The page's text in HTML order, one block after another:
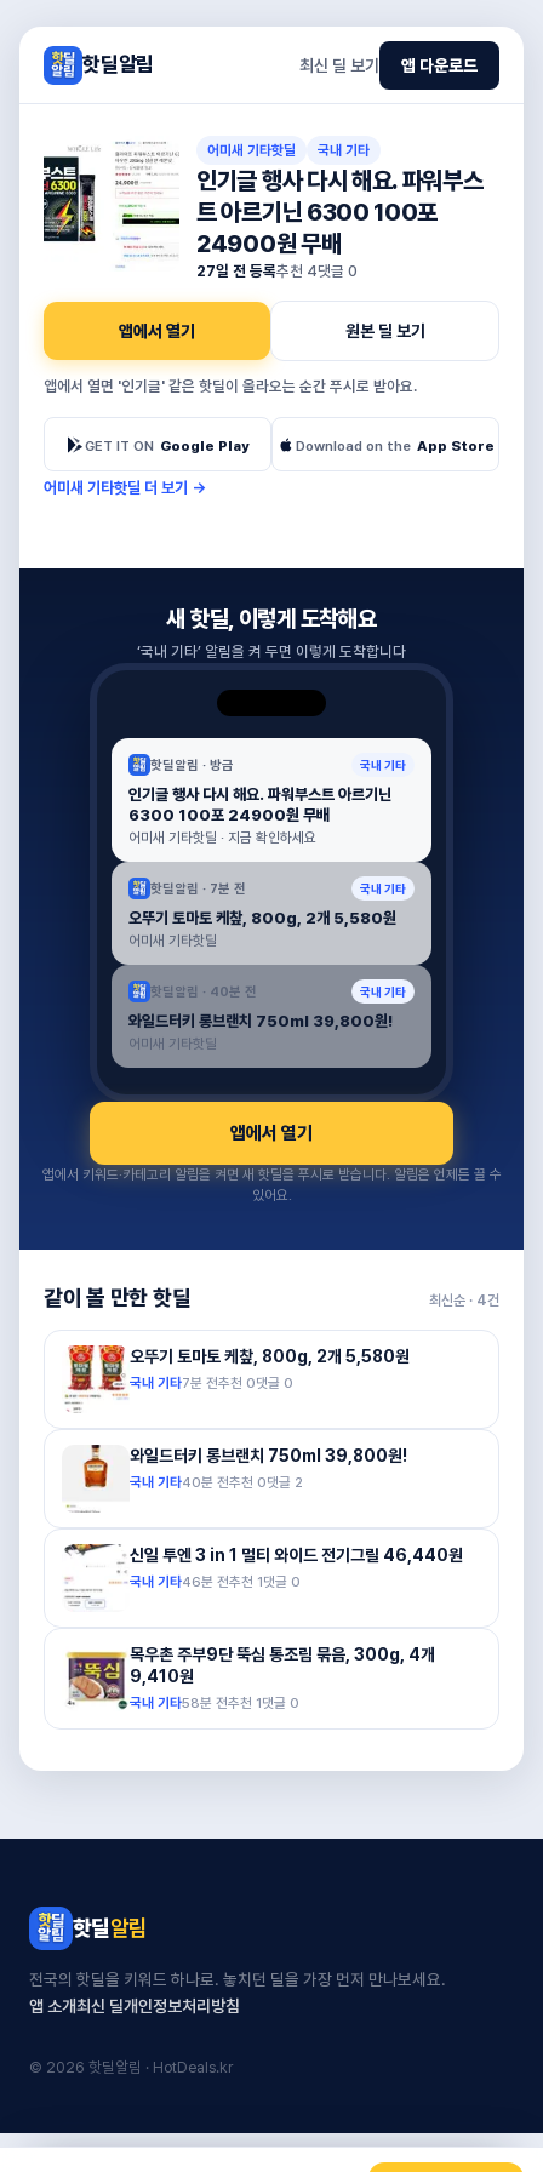
핫딜알림 최신 딜 보기 앱 다운로드
어미새 기타핫딜 국내 기타
인기글 행사 다시 해요. 파워부스
트 아르기닌 6300 100포
24900원 무배
27일 전 등록추천 4댓글 0
앱에서 열기 원본 딜 보기
앱에서 열면 '인기글' 같은 핫딜이 올라오는 순간 푸시로 받아요.
GET IT ON Google Play Download on the App Store
어미새 기타핫딜 더 보기 →
새 핫딜, 이렇게 도착해요
‘국내 기타’ 알림을 켜 두면 이렇게 도착합니다
핫딜알림 · 방금 국내 기타
인기글 행사 다시 해요. 파워부스트 아르기닌
6300 100포 24900원 무배
어미새 기타핫딜 · 지금 확인하세요
핫딜알림 · 7분 전 국내 기타
오뚜기 토마토 케챂, 800g, 2개 5,580원
어미새 기타핫딜
핫딜알림 · 40분 전 국내 기타
와일드터키 롱브랜치 750ml 39,800원!
어미새 기타핫딜
앱에서 열기
앱에서 키워드·카테고리 알림을 켜면 새 핫딜을 푸시로 받습니다. 알림은 언제든 끌 수
있어요.
같이 볼 만한 핫딜 최신순 · 4건
오뚜기 토마토 케챂, 800g, 2개 5,580원
국내 기타7분 전추천 0댓글 0
와일드터키 롱브랜치 750ml 39,800원!
국내 기타40분 전추천 0댓글 2
신일 투엔 3 in 1 멀티 와이드 전기그릴 46,440원
국내 기타46분 전추천 1댓글 0
목우촌 주부9단 뚝심 통조림 묶음, 300g, 4개
9,410원
국내 기타58분 전추천 1댓글 0
핫딜알림
전국의 핫딜을 키워드 하나로. 놓치던 딜을 가장 먼저 만나보세요.
앱 소개최신 딜개인정보처리방침
© 2026 핫딜알림 · HotDeals.kr